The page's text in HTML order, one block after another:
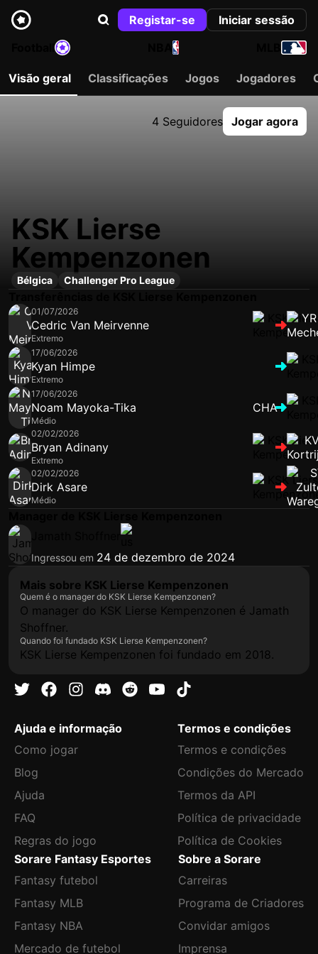
Registar-se
Iniciar sessão
NBA
Visão geral Classificações Jogos Jogadores
4 Seguidores Jogar agora
KSK Lierse
Kempenzonen
Bélgica Challenger Pro League
01/07/2026
Cedric Van Meirvenne
Extremo
17/06/2026
Kyan Himpe
Extremo
17/06/2026
Noam Mayoka-Tika
Médio
CHA
02/02/2026
Bryan Adinany
Extremo
02/02/2026
Dirk Asare
Médio
Ingressou em 24 de dezembro de 2024
Mais sobre KSK Lierse Kempenzonen
Quem é o manager do KSK Lierse Kempenzonen?
O manager do KSK Lierse Kempenzonen é Jamath
Shoffner.
Quando foi fundado KSK Lierse Kempenzonen?
KSK Lierse Kempenzonen foi fundado em 2018.
Ajuda e informação
Como jogar
Blog
Ajuda
FAQ
Regras do jogo
Termos e condições
Termos e condições
Condições do Mercado
Termos da API
Política de privacidade
Política de Cookies
Sorare Fantasy Esportes
Fantasy futebol
Fantasy MLB
Fantasy NBA
Mercado de futebol
Sobre a Sorare
Carreiras
Programa de Criadores
Convidar amigos
Imprensa